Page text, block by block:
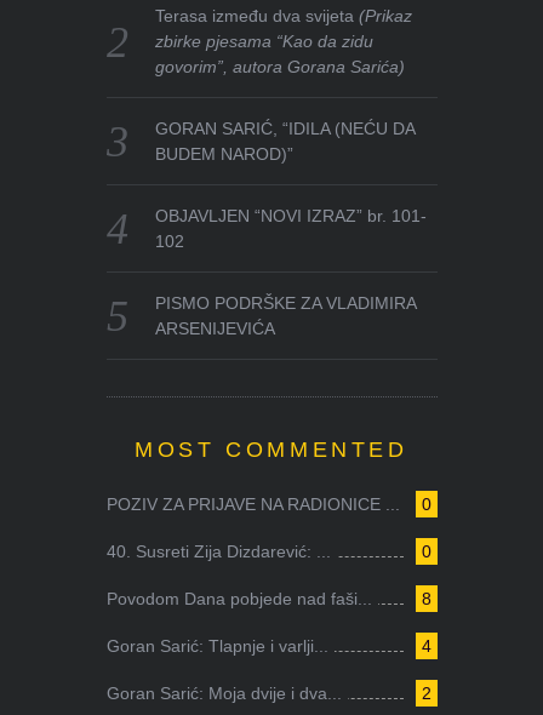
Terasa između dva svijeta(Prikaz
zbirke pjesama “Kao da zidu
govorim”, autora Gorana Sarića)
GORAN SARIĆ, “IDILA (NEĆU DA
BUDEM NAROD)”
OBJAVLJEN “NOVI IZRAZ” br. 101-
102
PISMO PODRŠKE ZA VLADIMIRA
ARSENIJEVIĆA
MOST COMMENTED
0
POZIV ZA PRIJAVE NA RADIONICE ...
0
40. Susreti Zija Dizdarević: ...
8
Povodom Dana pobjede nad faši...
4
Goran Sarić: Tlapnje i varlji...
2
Goran Sarić: Moja dvije i dva...